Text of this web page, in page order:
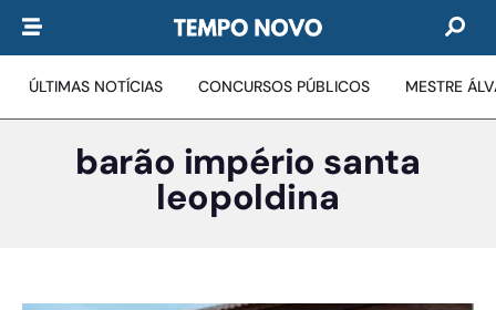
ÚLTIMAS NOTÍCIAS CONCURSOS PÚBLICOS MESTRE
barão império santa
leopoldina